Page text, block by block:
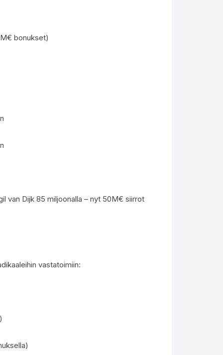
bonukset)
van Dijk 85 miljoonalla – nyt 50M€ siirrot
vastatoimiin: